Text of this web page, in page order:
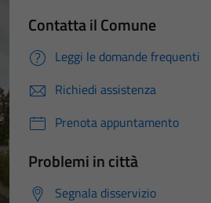
Contatta il Comune
Leggi le domande frequenti
Richiedi assistenza
Prenota appuntamento
Problemi in città
Segnala disservizio